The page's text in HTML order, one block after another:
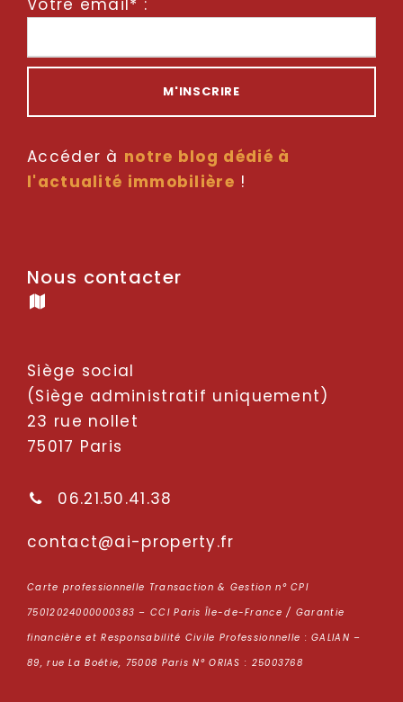
Votre email* :
Accéder à notre blog dédié à
l'actualité immobilière !
Nous contacter
Siège social
(Siège administratif uniquement)
23 rue nollet
75017 Paris
06.21.50.41.38
rf.yt
repor
p-ia@
tcatn
oc
Carte professionnelle Transaction & Gestion n° CPI
75012024000000383 – CCI Paris Île-de-France / Garantie
financière et Responsabilité Civile Professionnelle : GALIAN –
89, rue La Boétie, 75008 Paris N° ORIAS : 25003768